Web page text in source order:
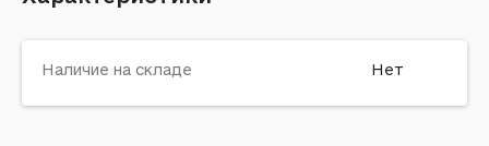
Наличие на складе Нет